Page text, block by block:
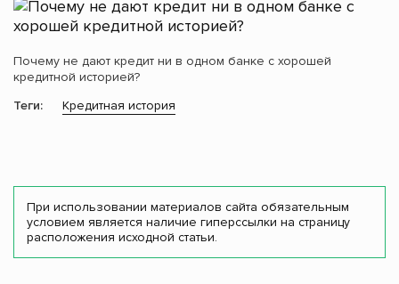
Почему не дают кредит ни в одном банке с хорошей
кредитной историей?
Теги:
Кредитная история
При использовании материалов сайта обязательным
условием является наличие гиперссылки на страницу
расположения исходной статьи.